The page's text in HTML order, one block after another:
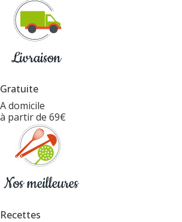
Gratuite
A domicile
à partir de 69€
Recettes